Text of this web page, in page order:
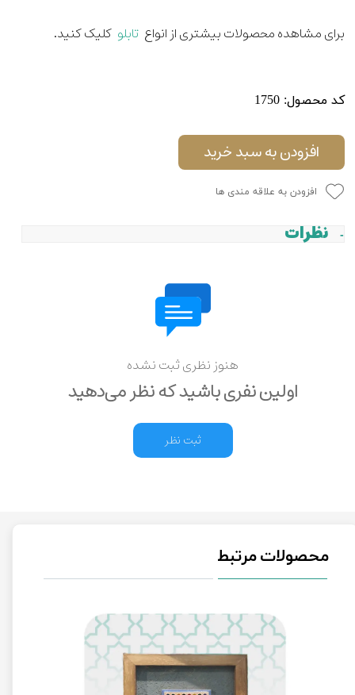
برای مشاهده محصولات بیشتری از انواع تابلو کلیک کنید.
کد محصول: 1750
افزودن به سبد خرید
افزودن به علاقه مندی ها
نظرات
هنوز نظری ثبت نشده
اولین نفری باشید که نظر می‌دهید
ثبت نظر
محصولات مرتبط